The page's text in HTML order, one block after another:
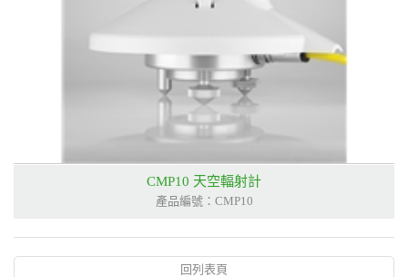
CMP10 天空輻射計
產品編號：CMP10
回列表頁